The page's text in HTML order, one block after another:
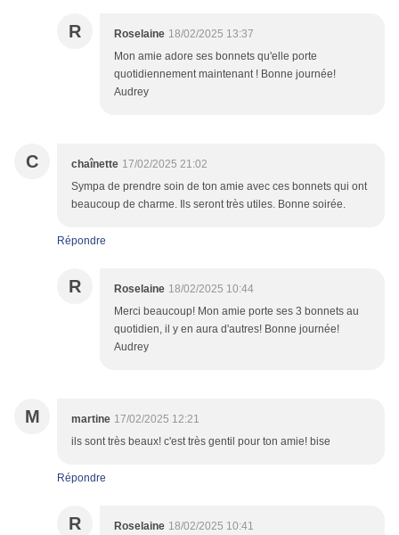
R Roselaine 18/02/2025 13:37
Mon amie adore ses bonnets qu'elle porte
quotidiennement maintenant ! Bonne journée!
Audrey
C chaînette 17/02/2025 21:02
Sympa de prendre soin de ton amie avec ces bonnets qui ont
beaucoup de charme. Ils seront très utiles. Bonne soirée.
Répondre
R Roselaine 18/02/2025 10:44
Merci beaucoup! Mon amie porte ses 3 bonnets au
quotidien, il y en aura d'autres! Bonne journée!
Audrey
M martine 17/02/2025 12:21
ils sont très beaux! c'est très gentil pour ton amie! bise
Répondre
R Roselaine 18/02/2025 10:41